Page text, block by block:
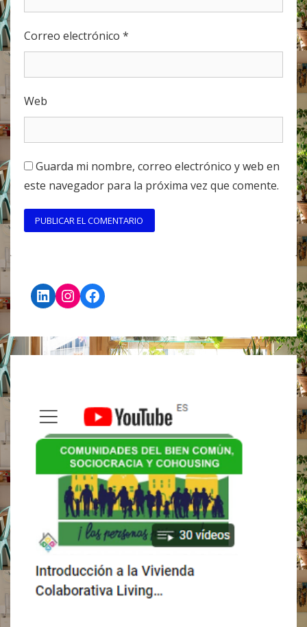
Correo electrónico *
Web
Guarda mi nombre, correo electrónico y web en
este navegador para la próxima vez que comente.
LinkedIn
Instagram
Facebook